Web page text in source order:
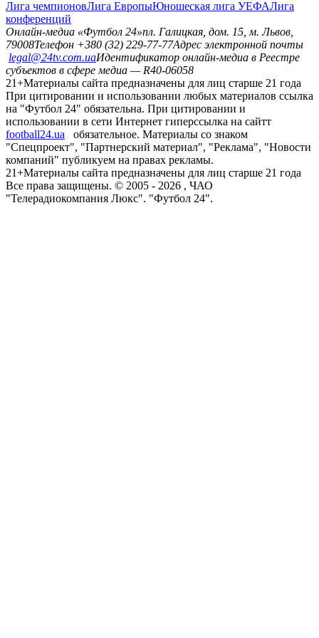
Лига чемпионовЛига ЕвропыЮношеская лига УЕФАЛига
конференций
Онлайн-медиа «Футбол 24»пл. Галицкая, дом. 15, м. Львов,
79008Телефон +380 (32) 229-77-77Адрес электронной почты
legal@24tv.com.uaИдентификатор онлайн-медиа в Реестре
субъектов в сфере медиа — R40-06058
21+Материалы сайта предназначены для лиц старше 21 года
При цитировании и использовании любых материалов ссылка
на "Футбол 24" обязательна. При цитировании и
использовании в сети Интернет гиперссылка на сайтт
football24.ua
обязательное. Материалы со знаком
"Спецпроект", "Партнерский материал", "Реклама", "Новости
компаний" публикуем на правах рекламы.
21+Материалы сайта предназначены для лиц старше 21 года
Все права защищены. © 2005 - 2026 , ЧАО
"Телерадиокомпания Люкс". "Футбол 24".